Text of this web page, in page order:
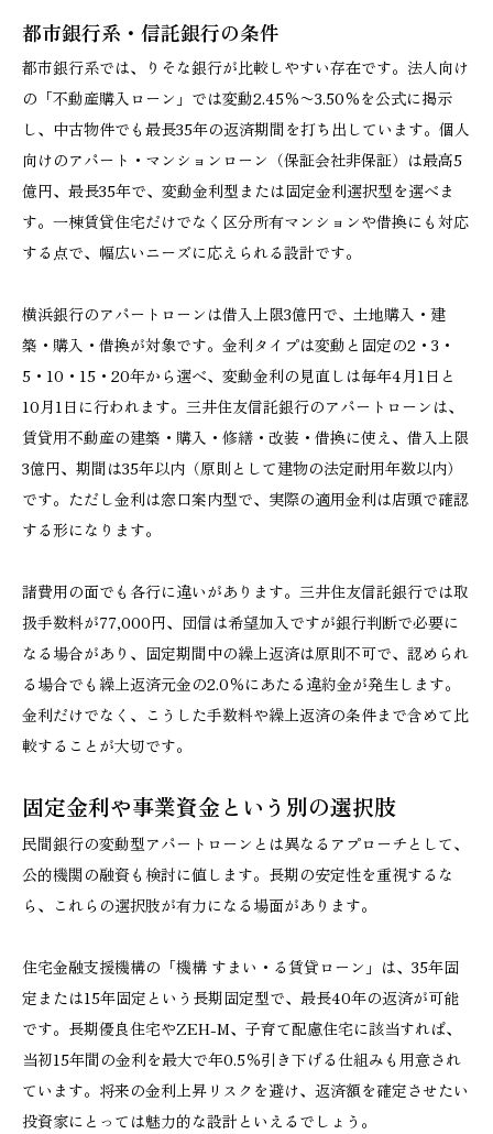
都市銀行系・信託銀行の条件
都市銀行系では、りそな銀行が比較しやすい存在です。法人向け
の「不動産購入ローン」では変動2.45％〜3.50％を公式に掲示
し、中古物件でも最長35年の返済期間を打ち出しています。個人
向けのアパート・マンションローン（保証会社非保証）は最高5
億円、最長35年で、変動金利型または固定金利選択型を選べま
す。一棟賃貸住宅だけでなく区分所有マンションや借換にも対応
する点で、幅広いニーズに応えられる設計です。
横浜銀行のアパートローンは借入上限3億円で、土地購入・建
築・購入・借換が対象です。金利タイプは変動と固定の2・3・
5・10・15・20年から選べ、変動金利の見直しは毎年4月1日と
10月1日に行われます。三井住友信託銀行のアパートローンは、
賃貸用不動産の建築・購入・修繕・改装・借換に使え、借入上限
3億円、期間は35年以内（原則として建物の法定耐用年数以内）
です。ただし金利は窓口案内型で、実際の適用金利は店頭で確認
する形になります。
諸費用の面でも各行に違いがあります。三井住友信託銀行では取
扱手数料が77,000円、団信は希望加入ですが銀行判断で必要に
なる場合があり、固定期間中の繰上返済は原則不可で、認められ
る場合でも繰上返済元金の2.0％にあたる違約金が発生します。
金利だけでなく、こうした手数料や繰上返済の条件まで含めて比
較することが大切です。
固定金利や事業資金という別の選択肢
民間銀行の変動型アパートローンとは異なるアプローチとして、
公的機関の融資も検討に値します。長期の安定性を重視するな
ら、これらの選択肢が有力になる場面があります。
住宅金融支援機構の「機構 すまい・る賃貸ローン」は、35年固
定または15年固定という長期固定型で、最長40年の返済が可能
です。長期優良住宅やZEH-M、子育て配慮住宅に該当すれば、
当初15年間の金利を最大で年0.5％引き下げる仕組みも用意され
ています。将来の金利上昇リスクを避け、返済額を確定させたい
投資家にとっては魅力的な設計といえるでしょう。